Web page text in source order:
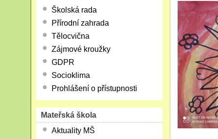
Školská rada
Přírodní zahrada
Tělocvična
Zájmové kroužky
GDPR
Socioklima
Prohlášení o přístupnosti
Mateřská škola
Aktuality MŠ